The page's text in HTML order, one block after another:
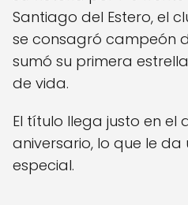
Santiago del Estero, el
se consagró campeón
sumó su primera
de vida.
El título llega justo en el
aniversario, lo que le
especial.